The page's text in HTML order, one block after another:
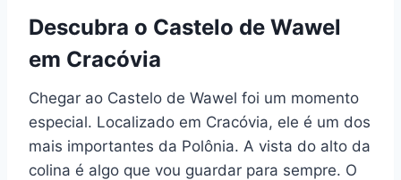
Descubra o Castelo de Wawel
em Cracóvia
Chegar ao Castelo de Wawel foi um momento
especial. Localizado em Cracóvia, ele é um dos
mais importantes da Polônia. A vista do alto da
colina é algo que vou guardar para sempre. O